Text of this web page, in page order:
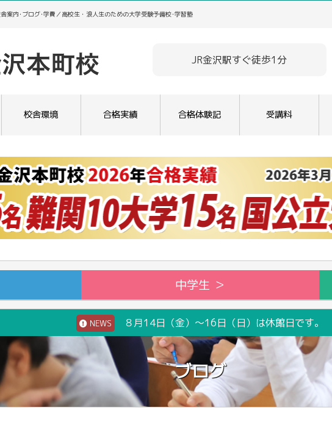
案内･ブログ･学費／高校生・浪人生のための大学受験予備校･学習塾
JR金沢駅すぐ徒歩1分
校舎環境 合格実績 合格体験記 受講料
中学生 ＞
NEWS ８月14日（金）～16日（日）は休館日です。
ブログ